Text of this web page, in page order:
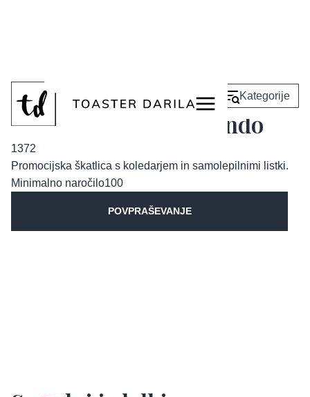
Nazaj Kategorije
Škatlica z listki Orlando
1372
Promocijska škatlica s koledarjem in samolepilnimi listki.
Minimalno naročilo100
POVPRAŠEVANJE